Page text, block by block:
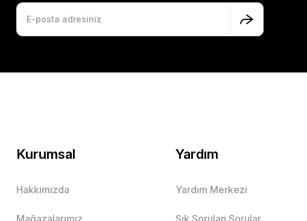
Kurumsal
Hakkımızda
Mağazalarımız
Yardım
Yardım Merkezi
Sık Sorulan Sorular